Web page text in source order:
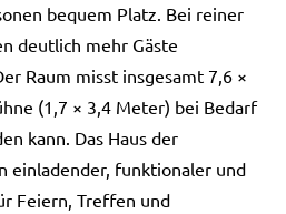
bequem Platz. Bei reiner
deutlich mehr Gäste
Raum misst insgesamt 7,6 ×
(1,7 × 3,4 Meter) bei Bedarf
kann. Das Haus der
einladender, funktionaler und
Feiern, Treffen und